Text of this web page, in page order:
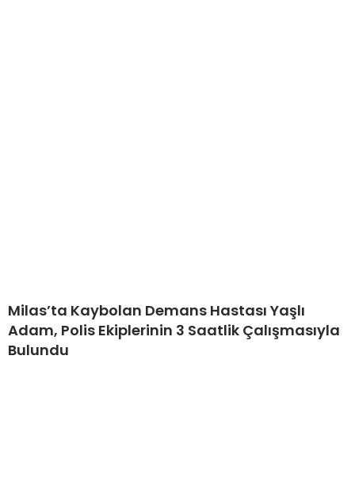
Milas’ta Kaybolan Demans Hastası Yaşlı
Adam, Polis Ekiplerinin 3 Saatlik Çalışmasıyla
Bulundu